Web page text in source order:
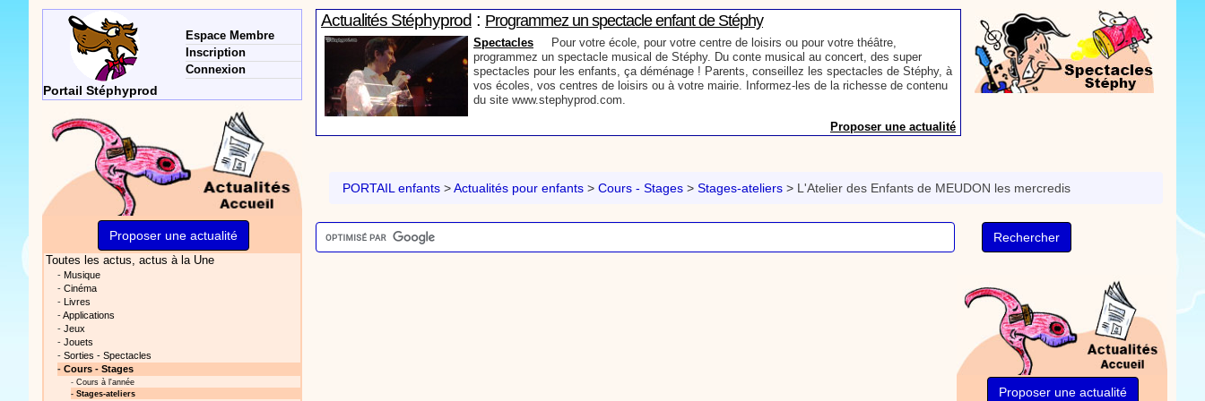
Actualités Stéphyprod : Programmez un spectacle enfant de Stéphy
Spectacles Pour votre école, pour votre centre de loisirs ou pour votre théâtre,
programmez un spectacle musical de Stéphy. Du conte musical au concert, des super
spectacles pour les enfants, ça déménage ! Parents, conseillez les spectacles de Stéphy, à
vos écoles, vos centres de loisirs ou à votre mairie. Informez-les de la richesse de contenu
du site www.stephyprod.com.
Proposer une actualité
histoires à vos enfants, pour les fêtes d’anniversaires, ou pour toute autre animation.
Laissez-vous emporter par la magie des contes, des expressions et des mots pour un
Proposer une actualité
PORTAIL enfants >Actualités pour enfants > Cours - Stages > Stages-ateliers > L'Atelier des Enfants de MEUDON les mercredis
Proposer une actualité
Portail Stéphyprod
Espace Membre
Inscription
Connexion
Proposer une actualité
Toutes les actus, actus à la Une
- Musique
- Cinéma
-
Livres
-Applications
- Jeux
- Jouets
- Sorties - Spectacles
- Cours - Stages
- Cours à l'année
- Stages-ateliers